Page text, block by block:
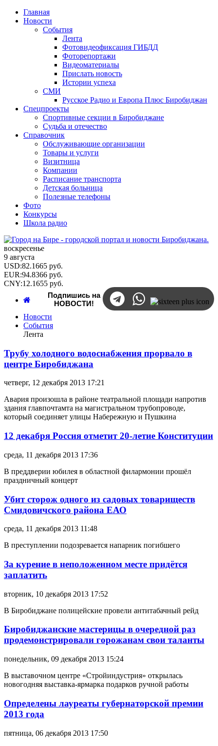
Главная
Новости
События
Лента
Фотовидеофиксация ГИБДД
Фоторепортажи
Видеоматериалы
Прислать новость
Истории успеха
СМИ
Русское Радио и Европа Плюс Биробиджан
Спецпроекты
Спортивные секции в Биробиджане
Судьба и отечество
Справочник
Обслуживающие организации
Товары и услуги
Визитница
Компании
Расписание транспорта
Детская больница
Полезные телефоны
Фото
Конкурсы
Школа радио
воскресенье
9 августа
USD:82.1665 руб.
EUR:94.8366 руб.
CNY:12.1655 руб.
Подпишись на
НОВОСТИ!
Новости
События
Лента
Трубу холодного водоснабжения прорвало в
центре Биробиджана
четверг, 12 декабря 2013 17:21
Авария произошла в районе театральной площади напротив
здания главпочтамта на магистральном трубопроводе,
который соединяет улицы Набережную и Пушкина
12 декабря Россия отметит 20-летие Конституции
среда, 11 декабря 2013 17:36
В преддверии юбилея в областной филармонии прошёл
праздничный концерт
Убит сторож одного из садовых товариществ
Смидовичского района ЕАО
среда, 11 декабря 2013 11:48
В преступлении подозревается напарник погибшего
За курение в неположенном месте придётся
заплатить
вторник, 10 декабря 2013 17:52
В Биробиджане полицейские провели антитабачный рейд
Биробиджанские мастерицы в очередной раз
продемонстрировали горожанам свои таланты
понедельник, 09 декабря 2013 15:24
В выставочном центре «Стройиндустрия» открылась
новогодняя выставка-ярмарка подарков ручной работы
Определены лауреаты губернаторской премии
2013 года
пятница, 06 декабря 2013 17:50